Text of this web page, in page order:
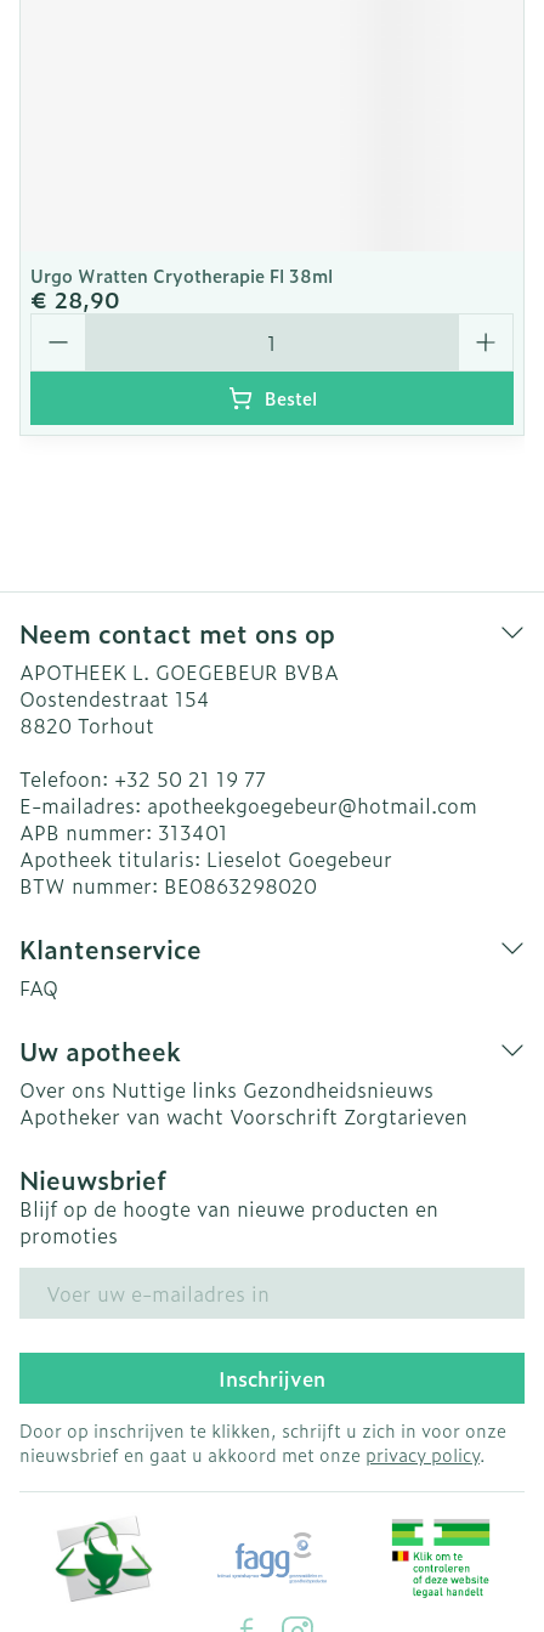
Urgo Wratten Cryotherapie Fl 38ml
€ 28,90
Aantal
Bestel
Neem contact met ons op
APOTHEEK L. GOEGEBEUR BVBA
Oostendestraat 154
8820 Torhout
Telefoon: +32 50 21 19 77
E-mailadres: apotheekgoegebeur@hotmail.com
APB nummer: 313401
Apotheek titularis: Lieselot Goegebeur
BTW nummer: BE0863298020
Klantenservice
FAQ
Uw apotheek
Over ons Nuttige links Gezondheidsnieuws
Apotheker van wacht Voorschrift Zorgtarieven
Nieuwsbrief
Blijf op de hoogte van nieuwe producten en
promoties
Inschrijven
Door op inschrijven te klikken, schrijft u zich in voor onze
nieuwsbrief en gaat u akkoord met onze privacy policy.